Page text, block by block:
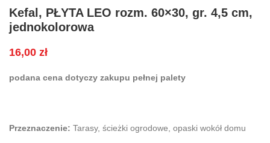
Kefal, PŁYTA LEO rozm. 60×30, gr. 4,5 cm,
jednokolorowa
16,00 zł
podana cena dotyczy zakupu pełnej palety
Przeznaczenie: Tarasy, ścieżki ogrodowe, opaski wokół domu